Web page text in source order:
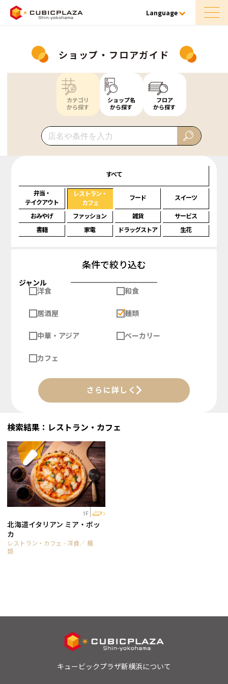
Language
ショップ・フロアガイド
カテゴリ
から探す
ショップ名
から探す
フロア
から探す
すべて
弁当・
テイクアウト
レストラン・
カフェ
フード スイーツ
おみやげ ファッション 雑貨
サービス
書籍
家電 ドラッグストア 生花
条件で絞り込む
ジャンル
洋食
和食
居酒屋 麺類
中華・アジア ベーカリー
カフェ
さらに詳しく
検索結果：レストラン・カフェ
1F
北海道イタリアン ミア・ボッ
カ
レストラン・カフェ - 洋食／ 麺
類
キュービックプラザ新横浜について